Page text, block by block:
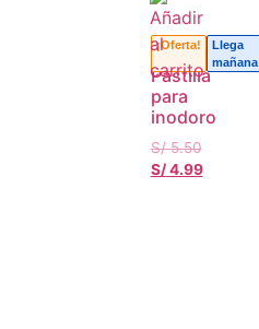
¡Oferta!
Llega
mañana
Pastilla
para
inodoro
S/5.50
S/4.99